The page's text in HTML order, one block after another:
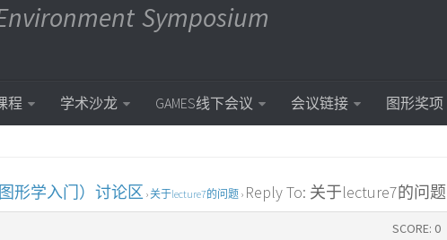
Symposium
程 学术沙龙 GAMES线下会议 会议链接 图形奖项
形学入门）讨论区 ›关于lecture7的问题 › Reply To: 关于lecture7的问题
SCORE: 0